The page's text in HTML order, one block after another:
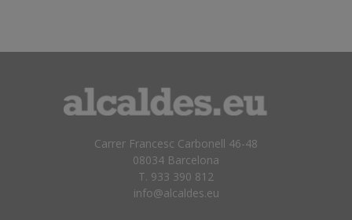
Carrer Francesc Carbonell 46-48
08034 Barcelona
T. 933 390 812
info@alcaldes.eu